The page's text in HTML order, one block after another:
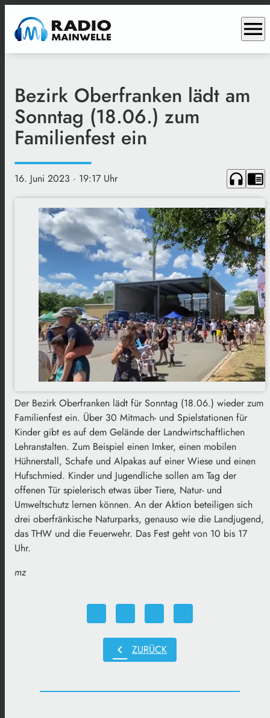
menu
Bezirk Oberfranken lädt am
Sonntag (18.06.) zum
Familienfest ein
16. Juni 2023 · 19:17 Uhr headphones chrome_reader_mode
Der Bezirk Oberfranken lädt für Sonntag (18.06.) wieder zum
Familienfest ein. Über 30 Mitmach- und Spielstationen für
Kinder gibt es auf dem Gelände der Landwirtschaftlichen
Lehranstalten. Zum Beispiel einen Imker, einen mobilen
Hühnerstall, Schafe und Alpakas auf einer Wiese und einen
Hufschmied. Kinder und Jugendliche sollen am Tag der
offenen Tür spielerisch etwas über Tiere, Natur- und
Umweltschutz lernen können. An der Aktion beteiligen sich
drei oberfränkische Naturparks, genauso wie die Landjugend,
das THW und die Feuerwehr. Das Fest geht von 10 bis 17
Uhr.
mz
chevron_left ZURÜCK